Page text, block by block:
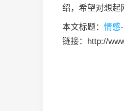
绍，希望对想起
本文标题： 情感
链接：http://